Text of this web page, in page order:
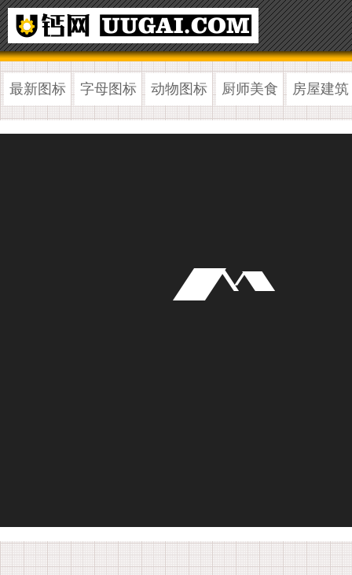
最新图标 字母图标 动物图标 厨师美食 房屋建筑